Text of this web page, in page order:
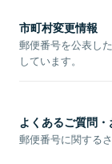
市町村変更情報
郵便番号を公表し
しています。
よくあるご質問
郵便番号に関する